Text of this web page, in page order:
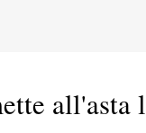
all'asta